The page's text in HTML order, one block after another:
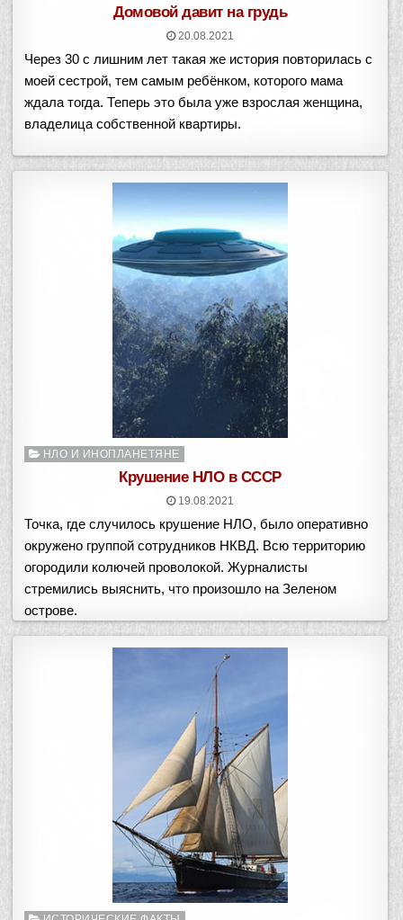
Домовой давит на грудь
20.08.2021
Через 30 с лишним лет такая же история повторилась с
моей сестрой, тем самым ребёнком, которого мама
ждала тогда. Теперь это была уже взрослая женщина,
владелица собственной квартиры.
Опубликовано
НЛО И ИНОПЛАНЕТЯНЕ
Крушение НЛО в СССР
19.08.2021
Точка, где случилось крушение НЛО, было оперативно
окружено группой сотрудников НКВД. Всю территорию
огородили колючей проволокой. Журналисты
стремились выяснить, что произошло на Зеленом
острове.